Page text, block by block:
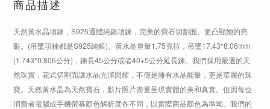
商品描述
天然黃水晶項鍊，S925通體純銀項鍊，完美的寶石切割面、更凸顯她的亮
眼。(吊墜項鍊都是S925純銀)。黃水晶重量1.75克拉，吊墜17.43*8.06mm
(1.743*0.806公分)，鍊長45公分或者40+5公分延長鍊。我們採用嚴選的天
然珠寶，花式切割面讓水晶光澤閃耀，不僅是擁有水晶能量，更是華麗的珠
寶。天然黃水晶為天然寶石，影片照片盡量呈現實體的美和真實。但因每位
消費者電腦或手機螢幕顏色解析度各不同，以實際商品顏色為準呦。我們的